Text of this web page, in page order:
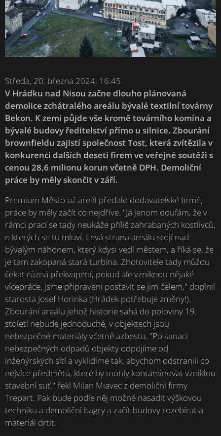
Středa, 20. března 2024, 16:45
V Hrádku nad Nisou začne dlouho plánovaná
demolice zchátralého areálu bývalé textilní továrny
Bekon. K zemi půjde vše kromě továrního komína a
bývalé budovy ředitelství přímo u silnice. Zbourání
brownfieldu zajistí společnost Tost, která zvítězila v
konkurenci dalších deseti firem ve veřejné soutěži s
cenou 28,6 milionu korun včetně DPH. Demoliční
práce by měly skončit v září.
Premium Město už areál předalo dodavatelské firmě,
práce by měly začít co nejdříve. "Já jenom doufám, že v
rámci prací se tady neukáže příliš zahrabaných kostlivců,
o kterých se tu mluví. Levá strana areálu stojí nad
bývalým náhonem, který kdysi vedl městem, a říká se, že
je tam zakopaná stará turbína. Zhotovitele tady můžou
čekat různá překvapení, pokud ale vzniknou nějaké
vícepráce, jsme připraveni postavit se jim čelem," doplnil
starosta Josef Horinka (Hrádek potřebuje změny!).
Zbourání areálu jehož historie sahá do poloviny 19.
století nebude jednoduché, v objektech jsou
nebezpečné materiály včetně azbestu. "Po sanaci
nebezpečných odpadů objekty odpojíme od
inženýrských sítí a vyklidíme tak, abychom odstranili co
nejvíce předmětů, které by mohly kontaminovat vzniklou
stavební suť," řekl Milan Miavec z demoliční firmy
Trepart. Pak bude podle něj možné nasadit výškovou
techniku a demoliční bagry a začít budovy rozebírat a
materiál drtit.